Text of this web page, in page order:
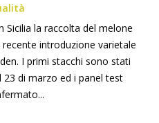
Sicilia la raccolta del melone
recente introduzione varietale
I primi stacchi sono stati
di marzo ed i panel test